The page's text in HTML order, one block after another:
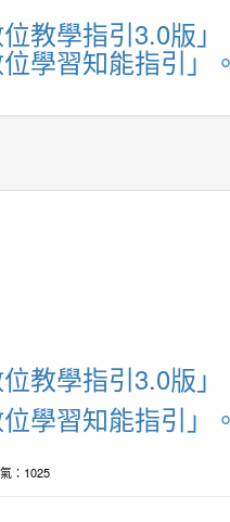
教學指引3.0版
學習知能指引」
教學指引3.0版
學習知能指引」
：1025